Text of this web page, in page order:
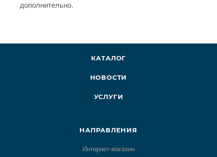
дополнительно.
КАТАЛОГ
НОВОСТИ
УСЛУГИ
НАПРАВЛЕНИЯ
Интернет-магазин